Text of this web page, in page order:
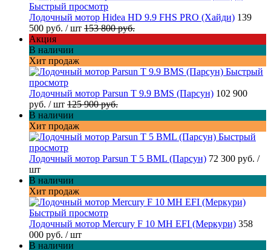
Быстрый просмотр
Лодочный мотор Hidea HD 9.9 FHS PRO (Хайди) 139
500 руб. / шт 153 800 руб.
Акция
В наличии
Хит продаж
Быстрый
просмотр
Лодочный мотор Parsun T 9.9 BMS (Парсун) 102 900
руб. / шт 125 900 руб.
В наличии
Хит продаж
Быстрый
просмотр
Лодочный мотор Parsun T 5 BML (Парсун) 72 300 руб. /
шт
В наличии
Хит продаж
Быстрый просмотр
Лодочный мотор Mercury F 10 MH EFI (Меркури) 358
000 руб. / шт
В наличии